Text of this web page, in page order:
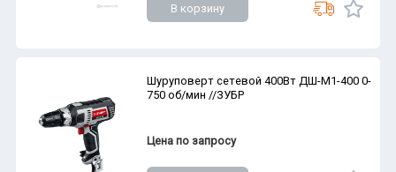
В корзину
Шуруповерт сетевой 400Вт ДШ-М1-400 0-
750 об/мин //ЗУБР
Цена по запросу